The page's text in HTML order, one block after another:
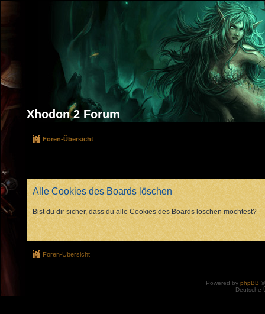
Xhodon 2 Forum
Foren-Übersicht
Alle Cookies des Boards löschen
Bist du dir sicher, dass du alle Cookies des Boards löschen möchtest?
Foren-Übersicht
Powered by phpBB
Deutsche